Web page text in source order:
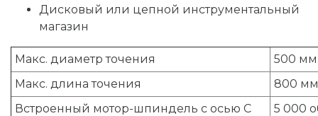
Дисковый или цепной инструментальный
магазин
Макс. диаметр точения
500 мм
Макс. длина точения
800 мм
Встроенный мотор-шпиндель с осью С
5 000